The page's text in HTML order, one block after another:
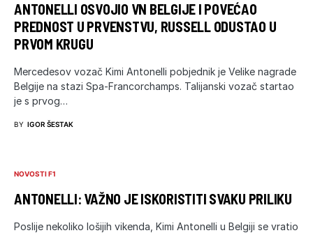
ANTONELLI OSVOJIO VN BELGIJE I POVEĆAO
PREDNOST U PRVENSTVU, RUSSELL ODUSTAO U
PRVOM KRUGU
Mercedesov vozač Kimi Antonelli pobjednik je Velike nagrade
Belgije na stazi Spa-Francorchamps. Talijanski vozač startao
je s prvog…
BY IGOR ŠESTAK
NOVOSTI F1
ANTONELLI: VAŽNO JE ISKORISTITI SVAKU PRILIKU
Poslije nekoliko lošijih vikenda, Kimi Antonelli u Belgiji se vratio